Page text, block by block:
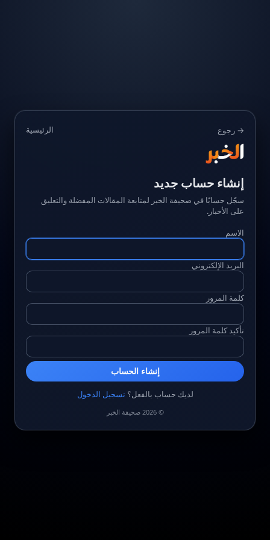
→ رجوع الرئيسية
إنشاء حساب جديد
سجّل حسابًا في صحيفة الخبر لمتابعة المقالات المفضلة والتعليق
على الأخبار.
الاسم
البريد الإلكتروني
كلمة المرور
تأكيد كلمة المرور
إنشاء الحساب
لديك حساب بالفعل؟تسجيل الدخول
© 2026 صحيفة الخبر